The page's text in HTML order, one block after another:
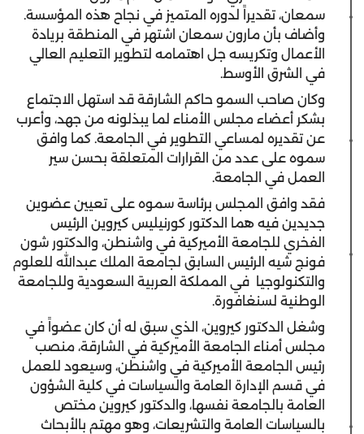
سمعان، تقديراً لدوره المتميز في نجاح هذه المؤسسة.
وأضاف بأن مارون سمعان اشتهر في المنطقة بريادة
الأعمال وتكريسه جل اهتمامه لتطوير التعليم العالي
في الشرق الأوسط.
وكان صاحب السمو حاكم الشارقة قد استهل الاجتماع
بشكر أعضاء مجلس الأمناء لما يبذلونه من جهد، وأعرب
عن تقديره لمساعي التطوير في الجامعة. كما وافق
سموه على عدد من القرارات المتعلقة بحسن سير
العمل في الجامعة.
فقد وافق المجلس برئاسة سموه على تعيين عضوين
جديدين فيه هما الدكتور كورنيليس كيروين الرئيس
الفخري للجامعة الأميركية في واشنطن، والدكتور شون
فونج شيه الرئيس السابق لجامعة الملك عبدالله للعلوم
والتكنولوجيا في المملكة العربية السعودية وللجامعة
الوطنية لسنغافورة.
وشغل الدكتور كيروين، الذي سبق له أن كان عضواً في
مجلس أمناء الجامعة الأميركية في الشارقة، منصب
رئيس الجامعة الأميركية في واشنطن، وسيعود للعمل
في قسم الإدارة العامة والسياسات في كلية الشؤون
العامة بالجامعة نفسها، والدكتور كيروين مختص
بالسياسات العامة والتشريعات، وهو مهتم بالأبحاث